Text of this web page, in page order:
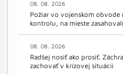
08. 08. 2026
Požiar vo vojenskom
kontrolu, na mieste
08. 08. 2026
Radšej nosiť ako prosiť.
zachovať v krízovej situácii